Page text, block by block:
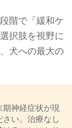
階で「緩和ケ
択肢を視野に
犬への最大の
期神経症状が現
い。治療なし